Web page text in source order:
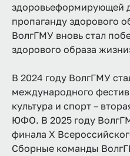
здоровьеформирующей
пропаганду здорового
ВолгГМУ вновь стал
здорового образа
В 2024 году ВолгГМУ
международного
культура и спорт –
ЮФО. В 2025 году
финала X
Сборные команды